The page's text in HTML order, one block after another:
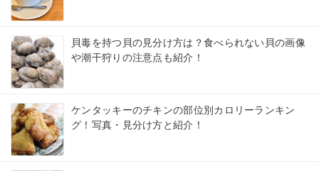
貝毒を持つ貝の見分け方は？食べられない貝の画像
や潮干狩りの注意点も紹介！
ケンタッキーのチキンの部位別カロリーランキン
グ！写真・見分け方と紹介！